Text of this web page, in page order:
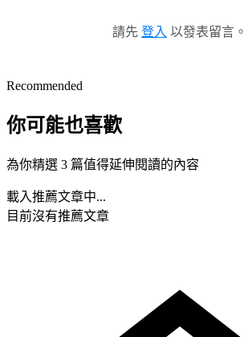
請先 登入 以發表留言。
Recommended
你可能也喜歡
為你精選 3 篇值得延伸閱讀的內容
載入推薦文章中...
目前沒有推薦文章